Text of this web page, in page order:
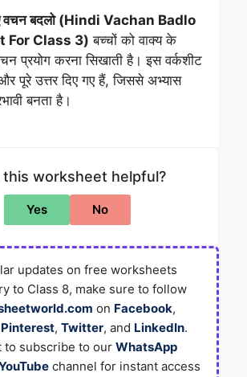
वचन बदलो (Hindi Vachan Badlo
For Class 3) बच्चों को वाक्य के
प्रयोग करना सिखाती है। इस वर्कशीट
पूरे उत्तर दिए गए हैं, जिससे अभ्यास
बनता है।
this worksheet helpful?
Yes No
updates on free worksheets
to Class 8, make sure to follow
on Facebook,
Pinterest, Twitter, and LinkedIn.
to subscribe to our WhatsApp
channel for instant access